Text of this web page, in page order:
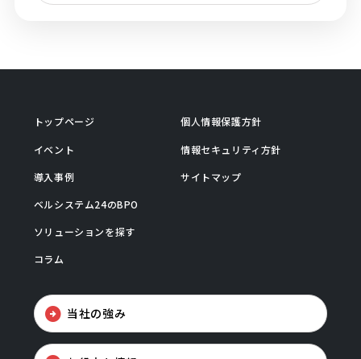
トップページ
イベント
導入事例
ベルシステム24のBPO
ソリューションを探す
コラム
個人情報保護方針
情報セキュリティ方針
サイトマップ
当社の強み